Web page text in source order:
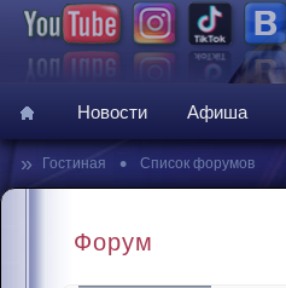
Новости Афиша
» Гостиная • Список форумов
Форум